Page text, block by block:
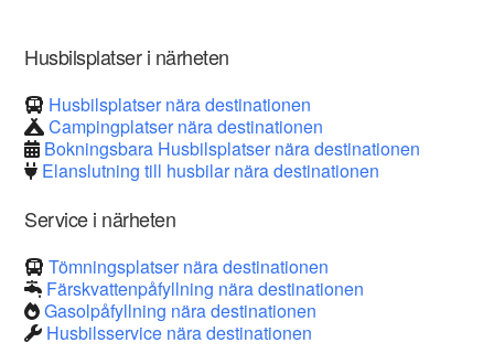
Husbilsplatser i närheten
Husbilsplatser nära destinationen
Campingplatser nära destinationen
Bokningsbara Husbilsplatser nära destinationen
Elanslutning till husbilar nära destinationen
Service i närheten
Tömningsplatser nära destinationen
Färskvattenpåfyllning nära destinationen
Gasolpåfyllning nära destinationen
Husbilsservice nära destinationen